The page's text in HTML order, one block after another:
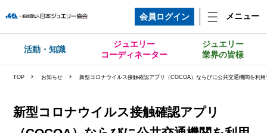
会員ログイン メニュー
活動・知識
ジュエリー
コーディネーター
ジュエリー
業界の皆様
TOP お知らせ 新型コロナウイルス接触確認アプリ（COCOA）ならびに公共交通機関を利
新型コロナウイルス接触確認アプリ